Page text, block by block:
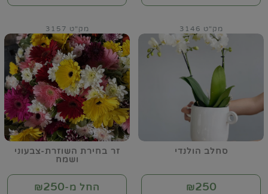
סחלב הולנדי
מק"ט 3146
₪250
זר בחירת השוזרת-צבעוני
ושמח
מק"ט 3157
החל מ-₪250